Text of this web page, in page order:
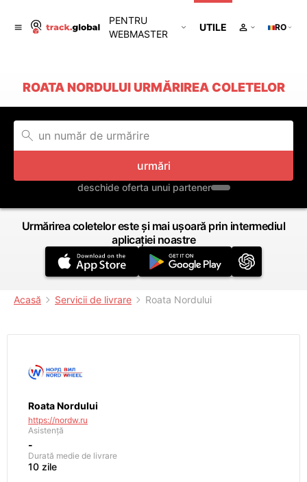
PENTRU
WEBMASTER
UTILE RO
ROATA NORDULUI URMĂRIREA COLETELOR
urmări
deschide oferta unui partener
Urmărirea coletelor este și mai ușoară prin intermediul
aplicației noastre
Acasă Servicii de livrare Roata Nordului
Roata Nordului
https://nordw.ru
Asistență
-
Durată medie de livrare
10 zile